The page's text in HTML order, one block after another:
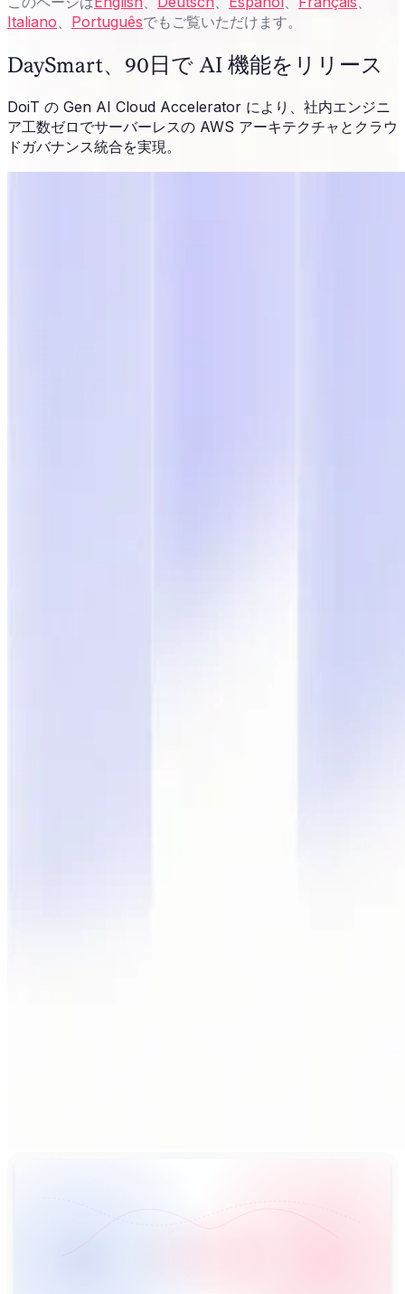
Italiano、 Portuguêsでもご覧いただけます。
DaySmart、90日で AI 機能をリリース
DoiT の Gen AI Cloud Accelerator により、社内エンジニ
ア工数ゼロでサーバーレスの AWS アーキテクチャとクラウ
ドガバナンス統合を実現。